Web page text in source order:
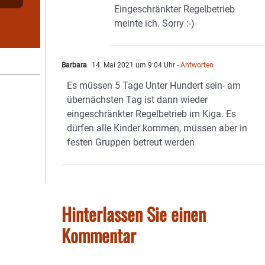
Eingeschränkter Regelbetrieb
meinte ich. Sorry :-)
Barbara 14. Mai 2021 um 9:04 Uhr - Antworten
Es müssen 5 Tage Unter Hundert sein- am
übernächsten Tag ist dann wieder
eingeschränkter Regelbetrieb im Kiga. Es
dürfen alle Kinder kommen, müssen aber in
festen Gruppen betreut werden
Hinterlassen Sie einen
Kommentar